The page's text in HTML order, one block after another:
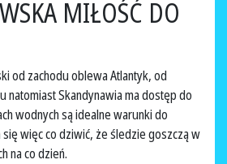
MIŁOŚĆ DO
od zachodu oblewa Atlantyk, od
natomiast Skandynawia ma dostęp do
wodnych są idealne warunki do
więc co dziwić, że śledzie goszczą w
na co dzień.